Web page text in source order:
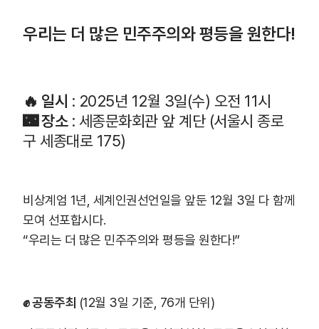
우리는 더 많은 민주주의와 평등을 원한다!
🔥 일시 : 2025년 12월 3일(수) 오전 11시
🌃 장소: 세종문화회관 앞 계단 (서울시 종로
구 세종대로 175)
비상계엄 1년, 세계인권선언일을 앞둔 12월 3일 다 함께
모여 선포합시다.
“우리는 더 많은 민주주의와 평등을 원한다!”
✊ 공동주최 (12월 3일 기준, 76개 단위)